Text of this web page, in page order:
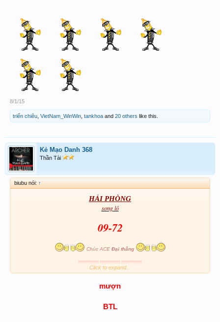
8/1/15
triển chiêu VietNam_WinWin tankhoa and 20 others like this.
Kẻ Mạo Danh 368
Thần Tài
biubu nói: ↑
HẢI PHÒNG
song lô
09-72
Chúc ACE Đại thắng
Click to expand...
mượn
BTL